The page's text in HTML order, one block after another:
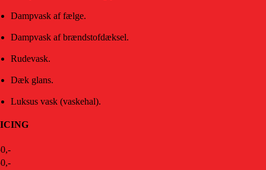
Dampvask af fælge.
Dampvask af brændstofdæksel.
Rudevask.
Dæk glans.
Luksus vask (vaskehal).